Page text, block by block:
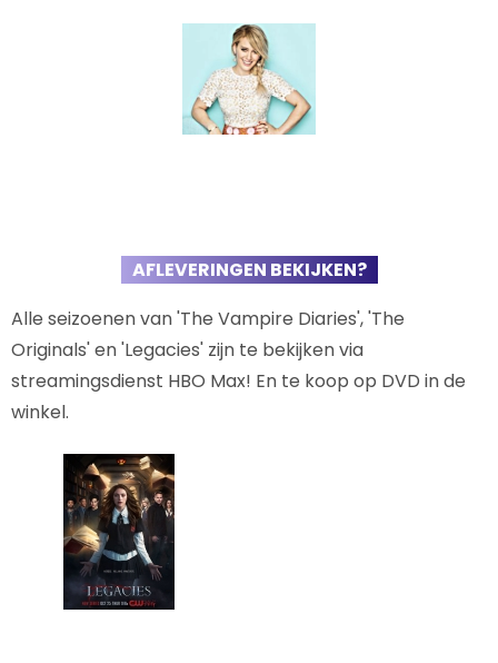
AFLEVERINGEN BEKIJKEN?
Alle seizoenen van 'The Vampire Diaries', 'The
Originals' en 'Legacies' zijn te bekijken via
streamingsdienst HBO Max! En te koop op DVD in de
winkel.